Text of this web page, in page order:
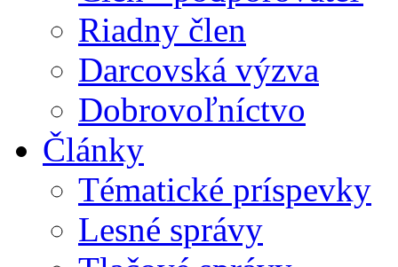
Riadny člen
Darcovská výzva
Dobrovoľníctvo
Články
Tématické príspevky
Lesné správy